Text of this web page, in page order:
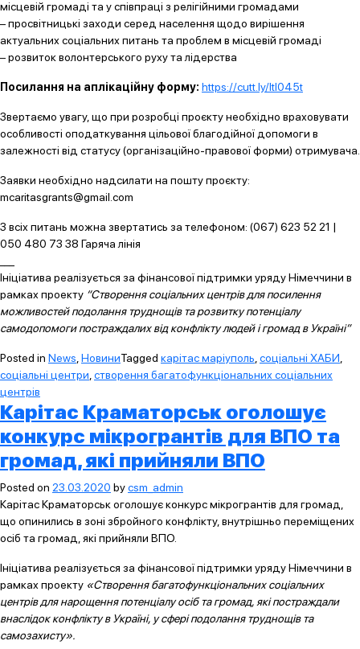
місцевій громаді та у співпраці з релігійними громадами
– просвітницькі заходи серед населення щодо вирішення
актуальних соціальних питань та проблем в місцевій громаді
– розвиток волонтерського руху та лідерства
Посилання на аплікаційну форму: https://cutt.ly/Itl045t
Звертаємо увагу, що при розробці проєкту необхідно враховувати
особливості оподаткування цільової благодійної допомоги в
залежності від статусу (організаційно-правової форми) отримувача.
Заявки необхідно надсилати на пошту проєкту:
mcaritasgrants@gmail.com
З всіх питань можна звертатись за телефоном: (067) 623 52 21 |
050 480 73 38 Гаряча лінія
Ініціатива реалізується за фінансової підтримки уряду Німеччини в
рамках проекту “Створення соціальних центрів для посилення
можливостей подолання труднощів та розвитку потенціалу
самодопомоги постраждалих від конфлікту людей і громад в Україні”
Posted in News НовиниTagged карітас маріуполь соціальні ХАБИ
соціальні центри створення багатофункціональних соціальних
центрів
Карітас Краматорськ оголошує
конкурс мікрогрантів для ВПО та
громад, які прийняли ВПО
Posted on 23.03.2020 bycsm_admin
Карітас Краматорськ оголошує конкурс мікрогрантів для громад,
що опинились в зоні збройного конфлікту, внутрішньо переміщених
осіб та громад, які прийняли ВПО.
Ініціатива реалізується за фінансової підтримки уряду Німеччини в
рамках проекту «Створення багатофункціональних соціальних
центрів для нарощення потенціалу осіб та громад, які постраждали
внаслідок конфлікту в Україні, у сфері подолання труднощів та
самозахисту».